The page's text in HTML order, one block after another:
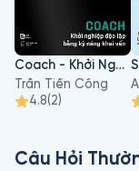
Coach - Khởi Nghiệp Độc Lập Bằng Kỹ Năng Khai Vấn
Trần Tiến Công
4.8(2)
Câu Hỏi